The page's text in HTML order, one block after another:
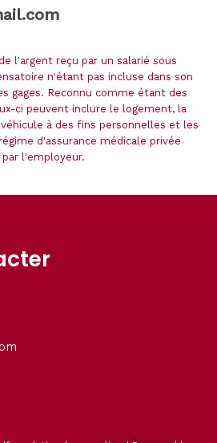
l'argent reçu par un salarié sous
n'étant pas incluse dans son
gages. Reconnu comme étant des
ci peuvent inclure le logement, la
à des fins personnelles et les
d'assurance médicale privée
l'employeur.